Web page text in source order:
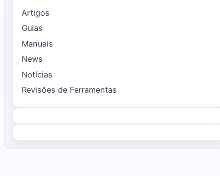
Artigos
Guias
Manuais
News
Notícias
Revisões de Ferramentas